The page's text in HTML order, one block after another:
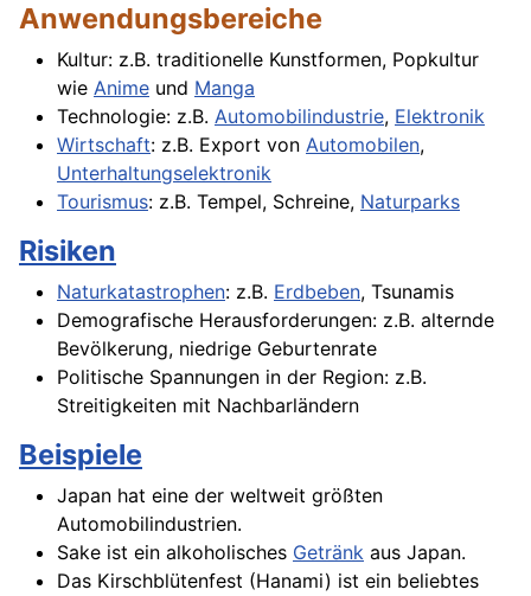
Anwendungsbereiche
Kultur: z.B. traditionelle Kunstformen, Popkultur
wie Anime und Manga
Technologie: z.B. Automobilindustrie, Elektronik
Wirtschaft: z.B. Export von Automobilen,
Unterhaltungselektronik
Tourismus: z.B. Tempel, Schreine, Naturparks
Risiken
Naturkatastrophen: z.B. Erdbeben, Tsunamis
Demografische Herausforderungen: z.B. alternde
Bevölkerung, niedrige Geburtenrate
Politische Spannungen in der Region: z.B.
Streitigkeiten mit Nachbarländern
Beispiele
Japan hat eine der weltweit größten
Automobilindustrien.
Sake ist ein alkoholisches Getränk aus Japan.
Das Kirschblütenfest (Hanami) ist ein beliebtes